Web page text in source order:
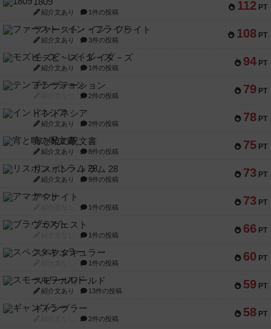
112 PT
紹介文あり 1件の投稿
108 PT
ファースト・イン・フライト
紹介文あり 3件の投稿
94 PT
モズビ－ズ・レイダ－ズ
紹介文あり 1件の投稿
79 PT
テンプテーション
2件の投稿
78 PT
インドネシア
紹介文あり 2件の投稿
75 PT
宵と暁の呪文書
紹介文あり 8件の投稿
73 PT
リスボン・トラム 28
紹介文あり 9件の投稿
73 PT
アマナイト
1件の投稿
66 PT
ブラヴェスト
1件の投稿
60 PT
スペクタキュラー
1件の投稿
59 PT
スモールワールド
紹介文あり 13件の投稿
58 PT
ギャンブラー
2件の投稿